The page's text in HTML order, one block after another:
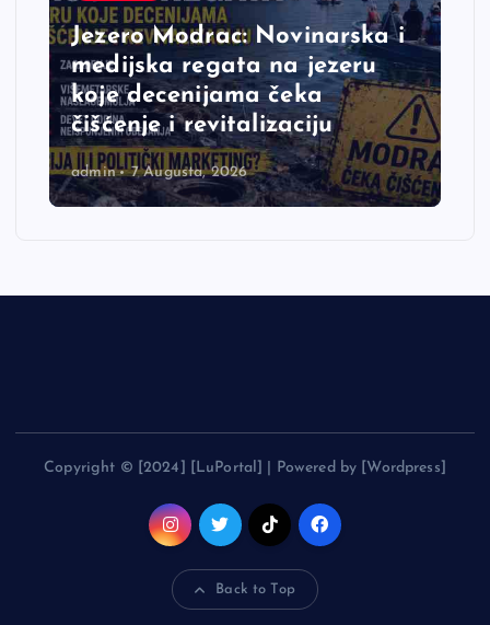
Jezero Modrac: Novinarska i
medijska regata na jezeru
koje decenijama čeka
čišćenje i revitalizaciju
admin 7 Augusta, 2026
Copyright © [2024] [LuPortal] | Powered by [Wordpress]
Back to Top